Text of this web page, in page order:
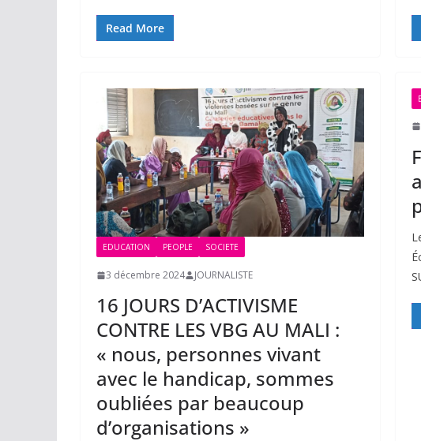
Read More
EDUCATION PEOPLE SOCIETE
3 décembre 2024 JOURNALISTE
16 JOURS D’ACTIVISME
CONTRE LES VBG AU MALI :
« nous, personnes vivant
avec le handicap, sommes
oubliées par beaucoup
d’organisations »